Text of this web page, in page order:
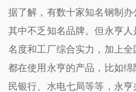
据了解，有数十家知名钢制办
其中不乏知名品牌。但永亨
名度和工厂综合实力，加上
都在使用永亨的产品，比如
民银行、水电七局等等，永